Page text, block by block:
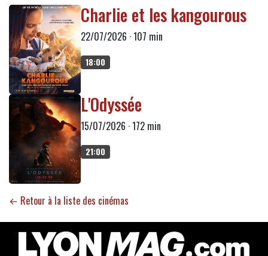
Charlie et les kangourous
22/07/2026 · 107 min
18:00
L'Odyssée
15/07/2026 · 172 min
21:00
← Retour à la liste des cinémas